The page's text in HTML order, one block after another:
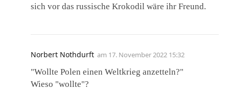
sich vor das russische Krokodil wäre ihr Freund.
Norbert Nothdurft am 17. November 2022 15:32
"Wollte Polen einen Weltkrieg anzetteln?"
Wieso "wollte"?